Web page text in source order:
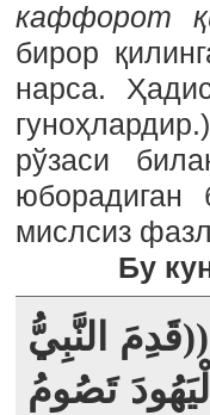
каффорот
бирор
нарса.
рўзаси
юборадиган
мислсиз
Бу
النَّبِيُّ
تَصُومُ